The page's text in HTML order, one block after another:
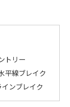
トリー
平線ブレイク
ンブレイク